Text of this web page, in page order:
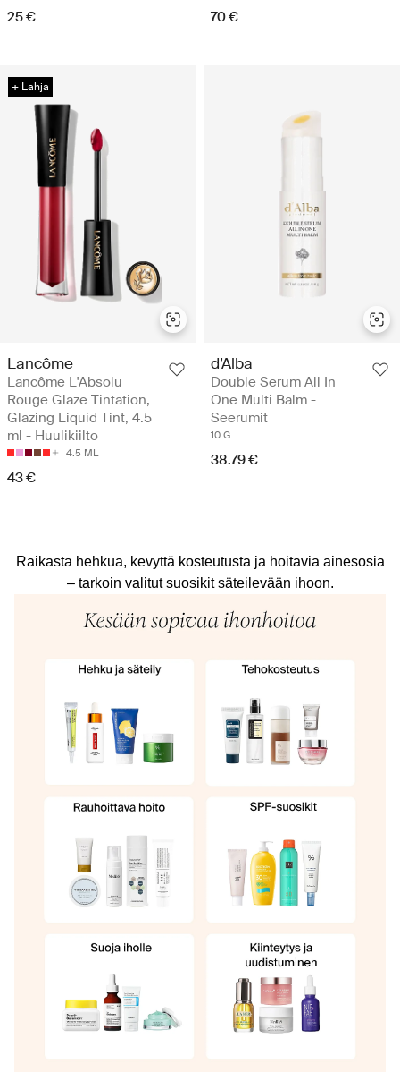
25 € 70 €
+ Lahja
Lancôme
Lancôme L'Absolu
Rouge Glaze Tintation,
Glazing Liquid Tint, 4.5
ml - Huulikiilto
4.5 ML
43 €
d’Alba
Double Serum All In
One Multi Balm -
Seerumit
10 G
38.79 €
Raikasta hehkua, kevyttä kosteutusta ja hoitavia ainesosia
– tarkoin valitut suosikit säteilevään ihoon.